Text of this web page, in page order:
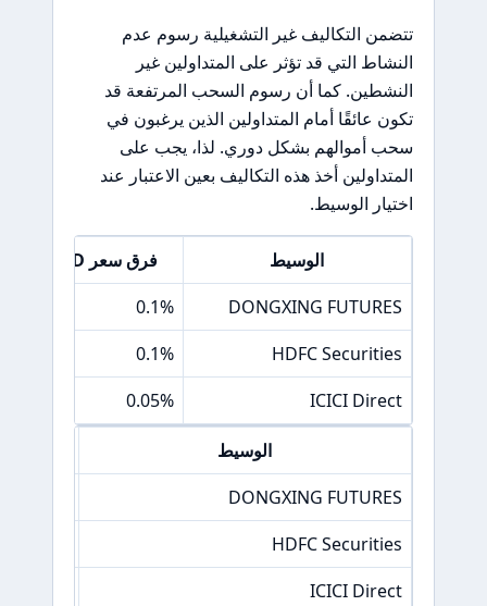
تتضمن التكاليف غير التشغيلية رسوم عدم
النشاط التي قد تؤثر على المتداولين غير
النشطين. كما أن رسوم السحب المرتفعة قد
تكون عائقًا أمام المتداولين الذين يرغبون في
سحب أموالهم بشكل دوري. لذا، يجب على
المتداولين أخذ هذه التكاليف بعين الاعتبار عند
اختيار الوسيط.
الوسيط
فرق سعر EUR/USD
DONGXING FUTURES
0.1%
HDFC Securities
0.1%
ICICI Direct
0.05%
الوسيط
DONGXING FUTURES
HDFC Securities
ICICI Direct